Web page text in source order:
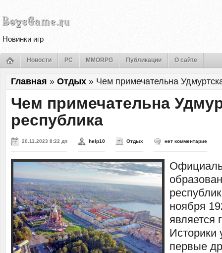
Новинки игр
Новости PC MMORPG Публикации О сайте
Главная » Отдых » Чем примечательна
Чем примечательна
республика
20.11.2023 8:22 дп help10 Отдых нет комментарие
ноября
является
Историки
первые